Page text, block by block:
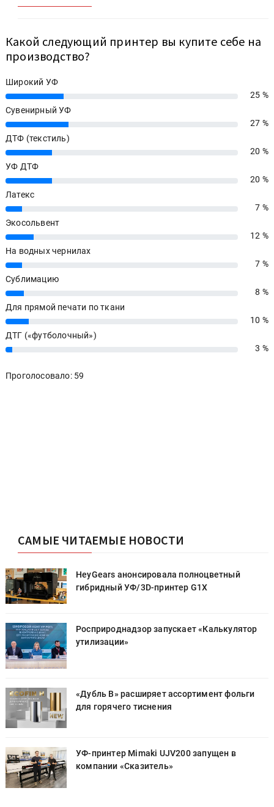
Какой следующий принтер вы купите себе на
производство?
Широкий УФ
25%
25 %
Сувенирный УФ
27%
27 %
ДТФ (текстиль)
20%
20 %
УФ ДТФ
20%
20 %
Латекс
7%
7 %
Экосольвент
12%
12 %
На водных чернилах
7%
7 %
Сублимацию
8%
8 %
Для прямой печати по ткани
10%
10 %
ДТГ («футболочный»)
3% 3 %
Проголосовало: 59
САМЫЕ ЧИТАЕМЫЕ НОВОСТИ
HeyGears анонсировала полноцветный
гибридный УФ/3D-принтер G1X
Росприроднадзор запускает «Калькулятор
утилизации»
«Дубль В» расширяет ассортимент фольги
для горячего тиснения
УФ-принтер Mimaki UJV200 запущен в
компании «Сказитель»